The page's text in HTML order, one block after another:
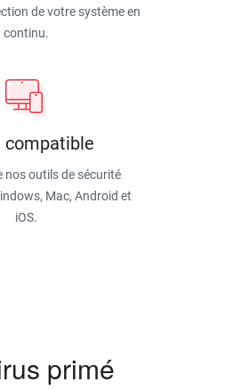
de votre système en
continu.
compatible
nos outils de sécurité
Mac, Android et
iOS.
primé